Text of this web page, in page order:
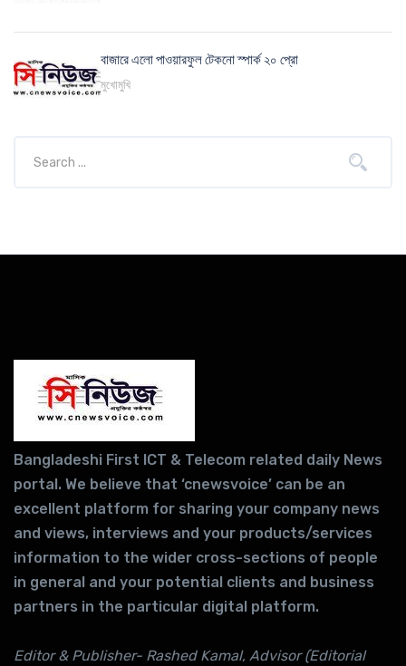
বাজারে এলো পাওয়ারফুল টেকনো স্পার্ক ২০ প্রো
মুখোমুখি
Bangladeshi First ICT & Telecom related daily News
portal. We believe that ‘cnewsvoice’ can be an
excellent platform for sharing your company news
and views, interviews and your products/services
information to the wider cross-sections of people
in general and your potential clients and business
partners in the particular digital platform.
Editor & Publisher- Rashed Kamal, Advisor (Editorial